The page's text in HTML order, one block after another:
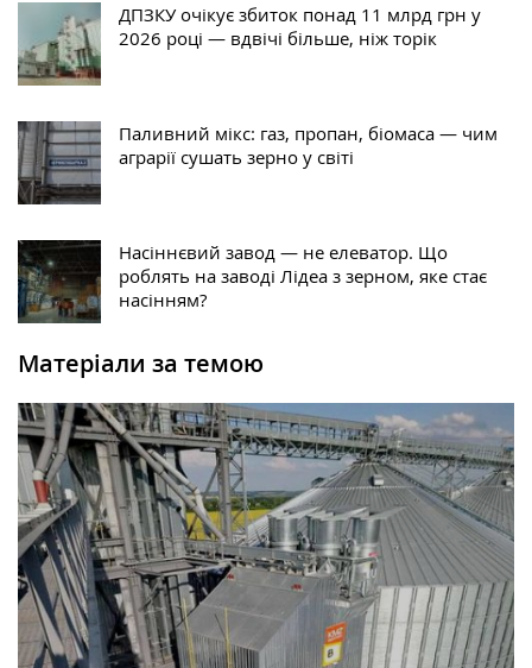
ДПЗКУ очікує збиток понад 11 млрд грн у
2026 році — вдвічі більше, ніж торік
Паливний мікс: газ, пропан, біомаса — чим
аграрії сушать зерно у світі
Насіннєвий завод — не елеватор. Що
роблять на заводі Лідеа з зерном, яке стає
насінням?
Матеріали за темою